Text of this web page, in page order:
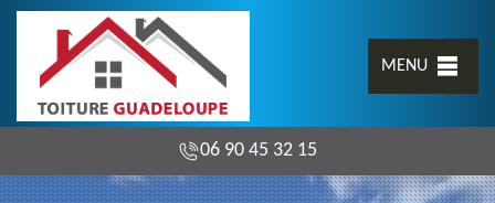
MENU
06 90 45 32 15